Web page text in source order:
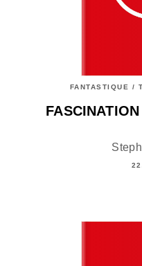
FANTASTIQUE /